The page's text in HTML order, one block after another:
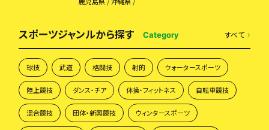
スポーツジャンルから探す Category すべて
球技 武道 格闘技 射的 ウォータースポーツ
陸上競技 ダンス・チア 体操・フィットネス 自転車競技
混合競技 団体・新興競技 ウィンタースポーツ